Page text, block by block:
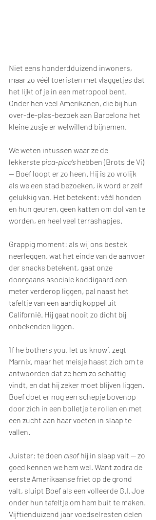
Niet eens honderdduizend inwoners,
maar zo véél toeristen met vlaggetjes dat
het lijkt of je in een metropool bent.
Onder hen veel Amerikanen, die bij hun
over-de-plas-bezoek aan Barcelona het
kleine zusje er welwillend bijnemen.
We weten intussen waar ze de
lekkerste pica-pica’s hebben (Brots de Vi)
— Boef loopt er zo heen. Hij is zo vrolijk
als we een stad bezoeken, ik word er zelf
gelukkig van. Het betekent: véél honden
en hun geuren, geen katten om dol van te
worden, en heel veel terrashapjes.
Grappig moment: als wij ons bestek
neerleggen, wat het einde van de aanvoer
der snacks betekent, gaat onze
doorgaans asociale koddigaard een
meter verderop liggen, pal naast het
tafeltje van een aardig koppel uit
Californië. Hij gaat nooit zo dicht bij
onbekenden liggen.
‘If he bothers you, let us know’, zegt
Marnix, maar het meisje haast zich om te
antwoorden dat ze hem zo schattig
vindt, en dat hij zeker moet blijven liggen.
Boef doet er nog een schepje bovenop
door zich in een bolletje te rollen en met
een zucht aan haar voeten in slaap te
vallen.
Juister: te doen alsof hij in slaap valt — zo
goed kennen we hem wel. Want zodra de
eerste Amerikaanse friet op de grond
valt, sluipt Boef als een volleerde G.I. Joe
onder hun tafeltje om hem buit te maken.
Vijftienduizend jaar voedselresten delen